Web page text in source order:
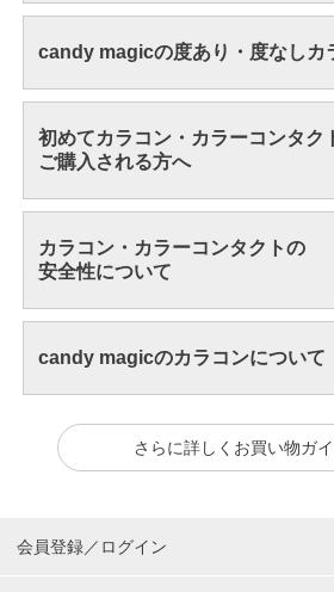
candy magicの度あり・度なしカ
初めてカラコン・カラーコンタク
ご購入される方へ
カラコン・カラーコンタクトの
安全性について
candy magicのカラコンについて
さらに詳しくお買い物ガ
会員登録／ログイン